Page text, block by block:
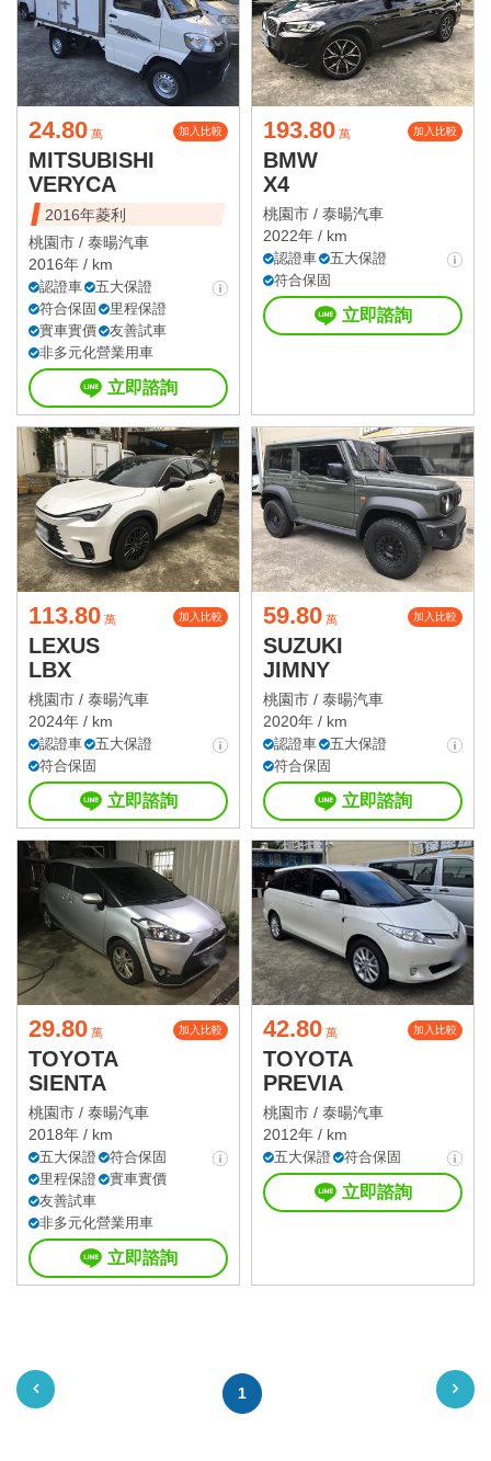
24.80 萬 加入比較
MITSUBISHI
VERYCA
2016年菱利
桃園市 / 泰暘汽車
2016年 / km
認證車
五大保證
符合保固
里程保證
實車實價
友善試車
非多元化營業用車
立即諮詢
193.80 萬 加入比較
BMW
X4
桃園市 / 泰暘汽車
2022年 / km
認證車
五大保證
符合保固
立即諮詢
113.80 萬 加入比較
LEXUS
LBX
桃園市 / 泰暘汽車
2024年 / km
認證車
五大保證
符合保固
立即諮詢
59.80 萬 加入比較
SUZUKI
JIMNY
桃園市 / 泰暘汽車
2020年 / km
認證車
五大保證
符合保固
立即諮詢
29.80 萬 加入比較
TOYOTA
SIENTA
桃園市 / 泰暘汽車
2018年 / km
五大保證
符合保固
里程保證
實車實價
友善試車
非多元化營業用車
立即諮詢
42.80 萬 加入比較
TOYOTA
PREVIA
桃園市 / 泰暘汽車
2012年 / km
五大保證 符合保固
立即諮詢
1